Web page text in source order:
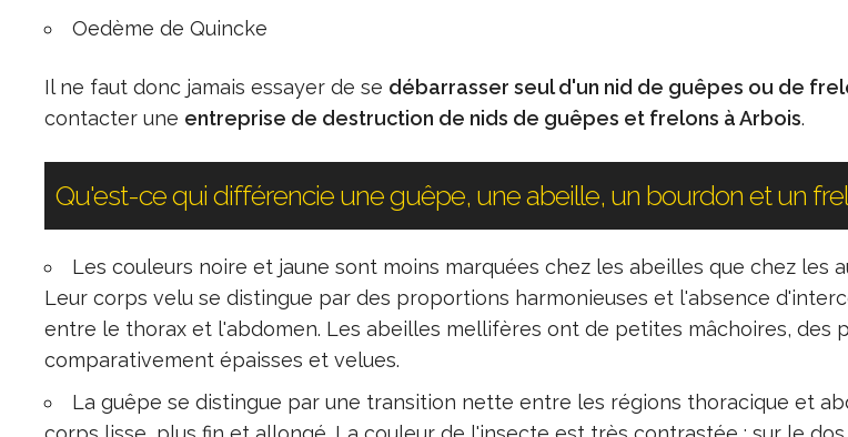
Oedème de Quincke
Il ne faut donc jamais essayer de se débarrasser seul d'un nid de guêpes ou de
contacter une entreprise de destruction de nids de guêpes et frelons à Arbois.
Qu'est-ce qui différencie une guêpe, une abeille, un bourdon et un
Les couleurs noire et jaune sont moins marquées chez les abeilles que chez les
Leur corps velu se distingue par des proportions harmonieuses et l'absence
entre le thorax et l'abdomen. Les abeilles mellifères ont de petites mâchoires, des
comparativement épaisses et velues.
La guêpe se distingue par une transition nette entre les régions thoracique et